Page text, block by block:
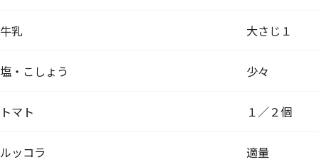
牛乳 大さじ１
塩・こしょう 少々
トマト １／２個
ルッコラ 適量